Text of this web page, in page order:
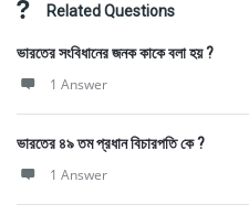
Related Questions
ভারতের সংবিধানের জনক কাকে বলা হয় ?
1 Answer
ভারতের ৪৯ তম প্রধান বিচারপতি কে ?
1 Answer